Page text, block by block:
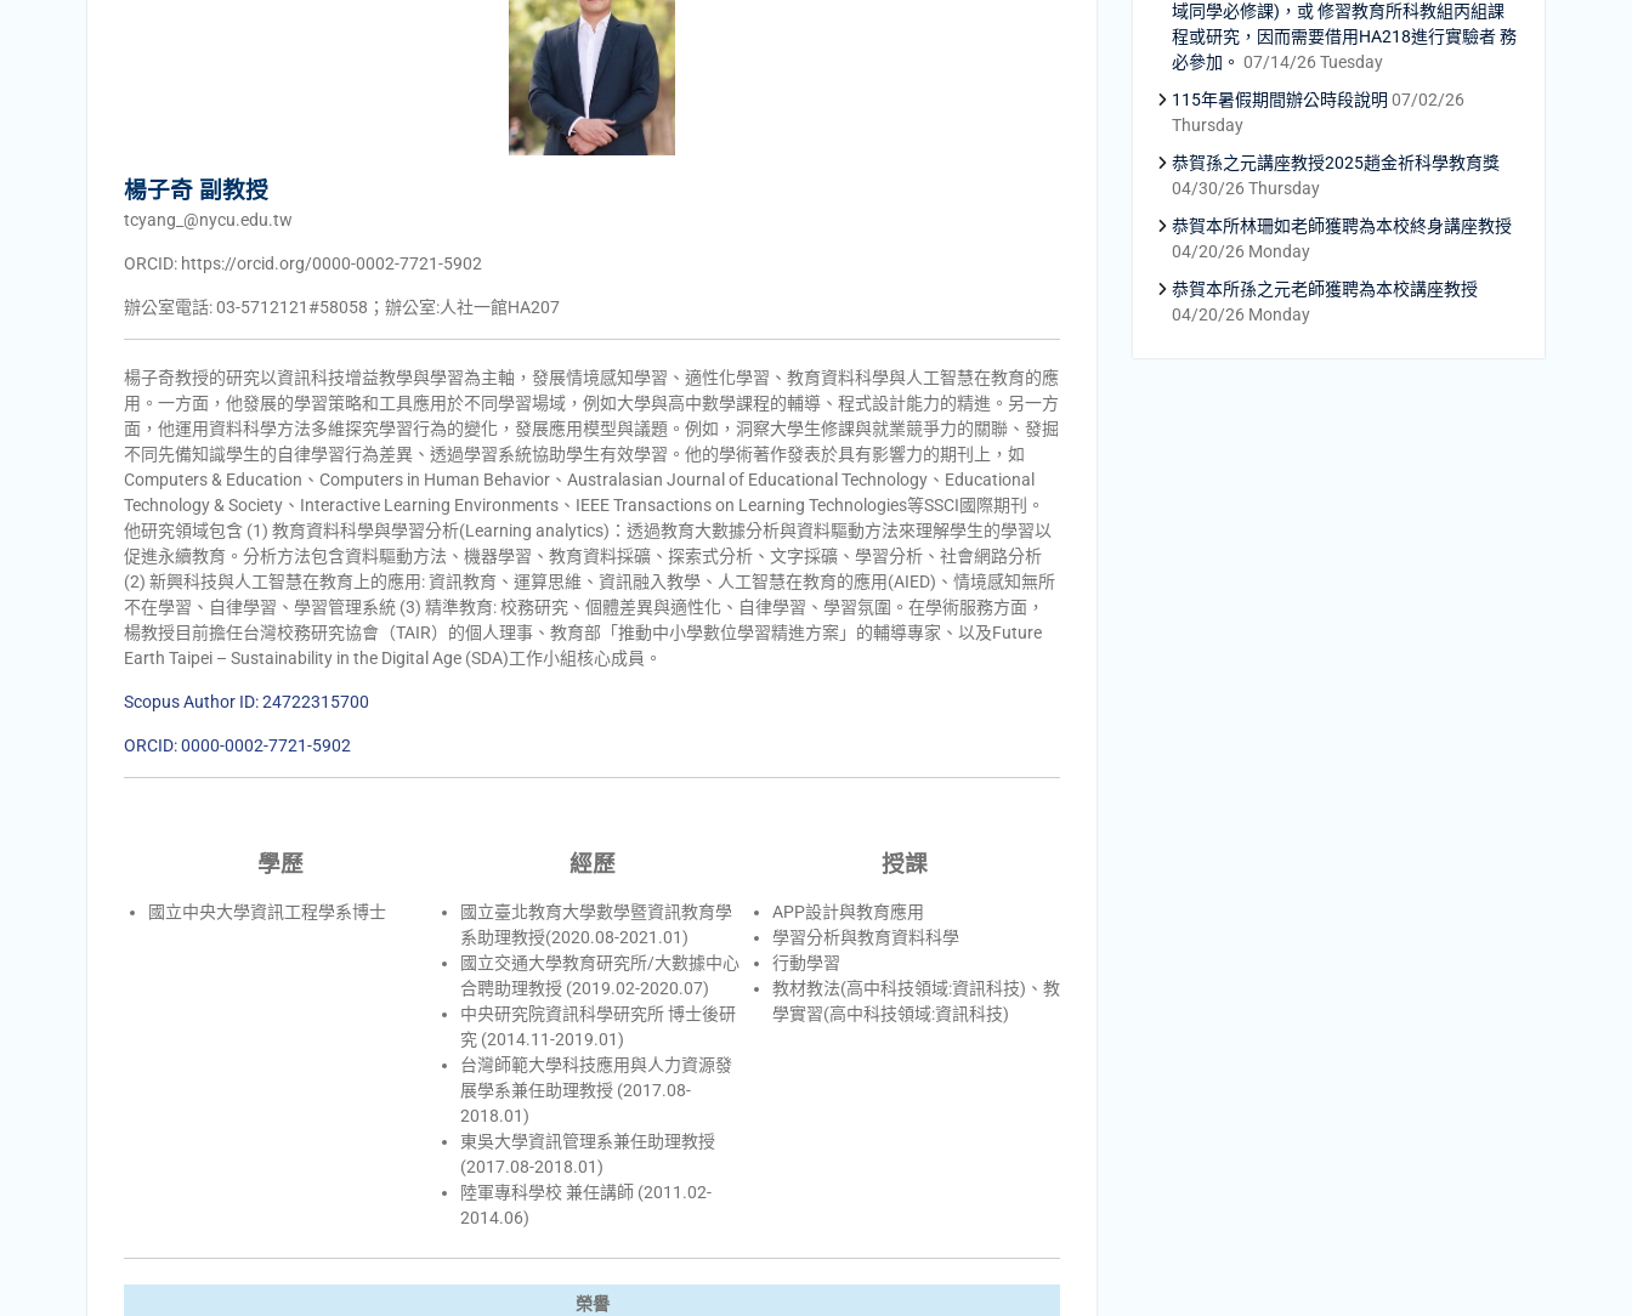
楊子奇 副教授
tcyang_@nycu.edu.tw
ORCID: https://orcid.org/0000-0002-7721-5902
辦公室電話: 03-5712121#58058；辦公室:人社一館HA207
楊子奇教授的研究以資訊科技增益教學與學習為主軸，發展情境感知學習、適性化學習、教育資料科學與人工智慧在教育的應
用。一方面，他發展的學習策略和工具應用於不同學習場域，例如大學與高中數學課程的輔導、程式設計能力的精進。另一方
面，他運用資料科學方法多維探究學習行為的變化，發展應用模型與議題。例如，洞察大學生修課與就業競爭力的關聯、發掘
不同先備知識學生的自律學習行為差異、透過學習系統協助學生有效學習。他的學術著作發表於具有影響力的期刊上，如
Computers & Education、Computers in Human Behavior、Australasian Journal of Educational Technology、Educational
Technology & Society、Interactive Learning Environments、IEEE Transactions on Learning Technologies等SSCI國際期刊。
他研究領域包含 (1) 教育資料科學與學習分析(Learning analytics)：透過教育大數據分析與資料驅動方法來理解學生的學習以
促進永續教育。分析方法包含資料驅動方法、機器學習、教育資料採礦、探索式分析、文字採礦、學習分析、社會網路分析
(2) 新興科技與人工智慧在教育上的應用: 資訊教育、運算思維、資訊融入教學、人工智慧在教育的應用(AIED)、情境感知無所
不在學習、自律學習、學習管理系統 (3) 精準教育: 校務研究、個體差異與適性化、自律學習、學習氛圍。在學術服務方面，
楊教授目前擔任台灣校務研究協會（TAIR）的個人理事、教育部「推動中小學數位學習精進方案」的輔導專家、以及Future
Earth Taipei – Sustainability in the Digital Age (SDA)工作小組核心成員。
Scopus Author ID: 24722315700
ORCID: 0000-0002-7721-5902
學歷
國立中央大學資訊工程學系博士
經歷
國立臺北教育大學數學暨資訊教育學
系助理教授(2020.08-2021.01)
國立交通大學教育研究所/大數據中心
合聘助理教授 (2019.02-2020.07)
中央研究院資訊科學研究所 博士後研
究 (2014.11-2019.01)
台灣師範大學科技應用與人力資源發
展學系兼任助理教授 (2017.08-
2018.01)
東吳大學資訊管理系兼任助理教授
(2017.08-2018.01)
陸軍專科學校 兼任講師 (2011.02-
2014.06)
授課
APP設計與教育應用
學習分析與教育資料科學
行動學習
教材教法(高中科技領域:資訊科技)、教
學實習(高中科技領域:資訊科技)
榮譽
域同學必修課)，或 修習教育所科教組丙組課
程或研究，因而需要借用HA218進行實驗者 務
必參加。 07/14/26 Tuesday
115年暑假期間辦公時段說明 07/02/26
Thursday
恭賀孫之元講座教授2025趙金祈科學教育獎
04/30/26 Thursday
恭賀本所林珊如老師獲聘為本校終身講座教授
04/20/26 Monday
恭賀本所孫之元老師獲聘為本校講座教授
04/20/26 Monday